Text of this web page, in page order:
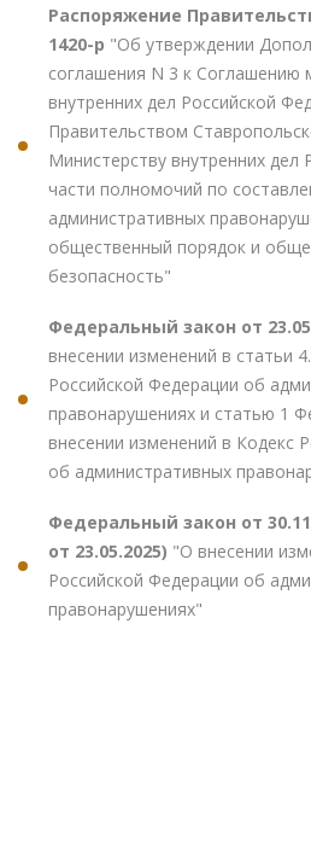
Распоряжение
1420-р "Об утверждении
соглашения N 3 к
внутренних дел Российской
Правительством
Министерству внутренних дел
части полномочий по
административных
общественный порядок и
безопасность"
Федеральный закон от
внесении изменений в статьи
Российской Федерации об
правонарушениях и статью 1
внесении изменений в Кодекс
об административных
Федеральный закон от
от 23.05.2025) "О внесении
Российской Федерации об
правонарушениях"